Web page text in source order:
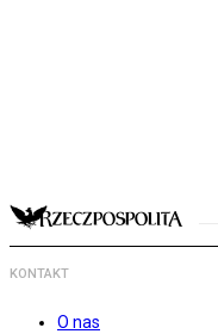
KONTAKT
O nas